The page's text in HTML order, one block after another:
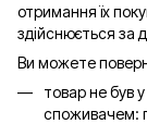
отримання їх
здійснюється за
Ви можете
товар не був
споживачем: